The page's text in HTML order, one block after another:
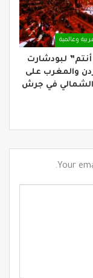
وعالمية
أنتم” لبودشارت
والمغرب على
في جرش
Your